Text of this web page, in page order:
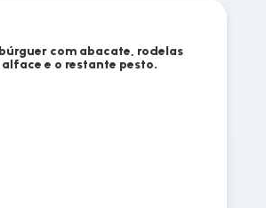
com abacate, rodelas
e o restante pesto.